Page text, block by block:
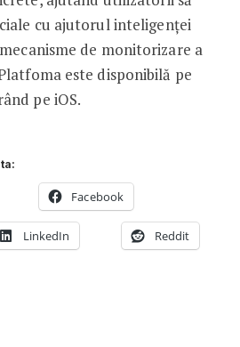
cu ajutorul inteligenței
de monitorizare a
este disponibilă pe
pe iOS.
Facebook
LinkedIn Reddit